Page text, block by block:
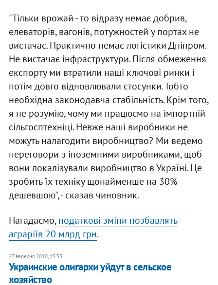
"Тільки врожай - то відразу немає добрив,
елеваторів, вагонів, потужностей у портах не
вистачає. Практично немає логістики Дніпром.
Не вистачає інфраструктури. Після обмеження
експорту ми втратили наші ключові ринки і
потім довго відновлювали стосунки. Тобто
необхідна законодавча стабільність. Крім того,
я не розумію, чому ми працюємо на імпортній
сільгосптехніці. Невже наші виробники не
можуть налагодити виробництво? Ми ведемо
переговори з іноземними виробниками, щоб
вони локалізували виробництво в Україні. Це
зробить їх техніку щонайменше на 30%
дешевшою", - сказав чиновник.
Нагадаємо,податкові зміни позбавлять
аграріїв 20 млрд грн.
27 вересня 2010, 15:33
Украинские олигархи уйдут в сельское
хозяйство